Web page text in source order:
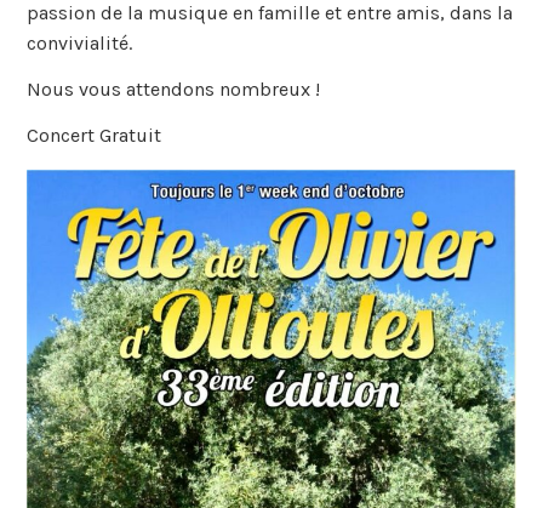
passion de la musique en famille et entre amis, dans la
convivialité.
Nous vous attendons nombreux !
Concert Gratuit